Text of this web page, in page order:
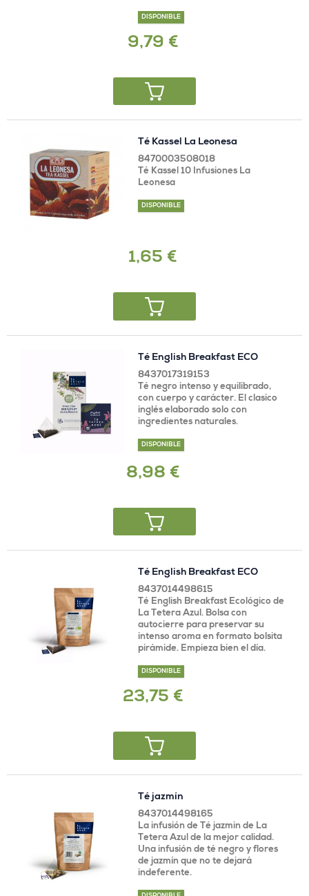
DISPONIBLE
9,79 €
Té Kassel La Leonesa
8470003508018
Té Kassel 10 Infusiones La
Leonesa
DISPONIBLE
1,65 €
Té English Breakfast ECO
8437017319153
Té negro intenso y equilibrado,
con cuerpo y carácter. El clasico
inglés elaborado solo con
ingredientes naturales.
DISPONIBLE
8,98 €
Té English Breakfast ECO
8437014498615
Té English Breakfast Ecológico de
La Tetera Azul. Bolsa con
autocierre para preservar su
intenso aroma en formato bolsita
pirámide. Empieza bien el día.
DISPONIBLE
23,75 €
Té jazmín
8437014498165
La infusión de Té jazmin de La
Tetera Azul de la mejor calidad.
Una infusión de té negro y flores
de jazmín que no te dejará
indeferente.